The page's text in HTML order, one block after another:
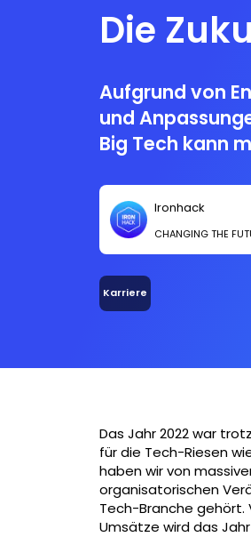
Die
Aufgrund von
und
Big Tech kann
Wandel befindet.
Ironhack
CHANGING THE
Karriere
Das Jahr 2022 war
für die Tech-Riesen
haben wir von
organisatorischen
Tech-Branche gehört.
Umsätze wird das